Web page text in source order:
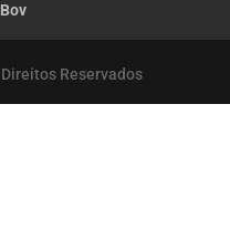
Reservados